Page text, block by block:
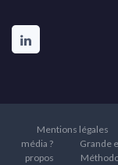
Mentions légales
média ?
Grande
propos